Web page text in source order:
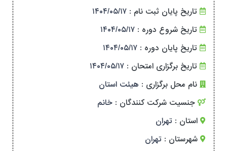
تاریخ پایان ثبت نام : ۱۴۰۴/۰۵/۱۷
تاریخ شروع دوره : ۱۴۰۴/۰۵/۱۷
تاریخ پایان دوره : ۱۴۰۴/۰۵/۱۷
تاریخ برگزاری امتحان : ۱۴۰۴/۰۵/۱۷
نام محل برگزاری : هیئت استان
جنسیت شرکت کنندگان : خانم
استان : تهران
شهرستان : تهران